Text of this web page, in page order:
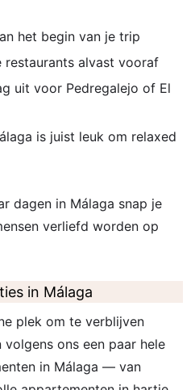
het begin van je trip
restaurants alvast vooraf
uit voor Pedregalejo of El
is juist leuk om relaxed
dagen in Málaga snap je
verliefd worden op
in Málaga
plek om te verblijven
ons een paar hele
in Málaga — van